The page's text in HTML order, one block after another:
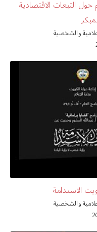
حول التبعات الاقتصادية
والشخصية
الاستدامة
والشخصية